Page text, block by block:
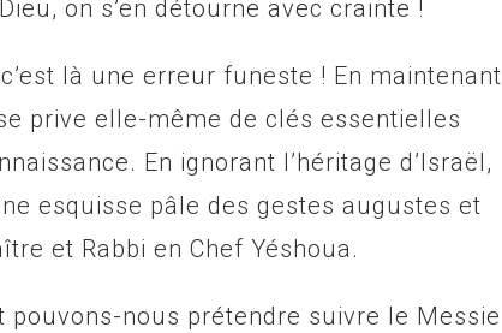
on s’en détourne avec crainte !
là une erreur funeste ! En maintenant
prive elle-même de clés essentielles
En ignorant l’héritage d’Israël,
esquisse pâle des gestes augustes et
et Rabbi en Chef Yéshoua.
pouvons-nous prétendre suivre le Messie